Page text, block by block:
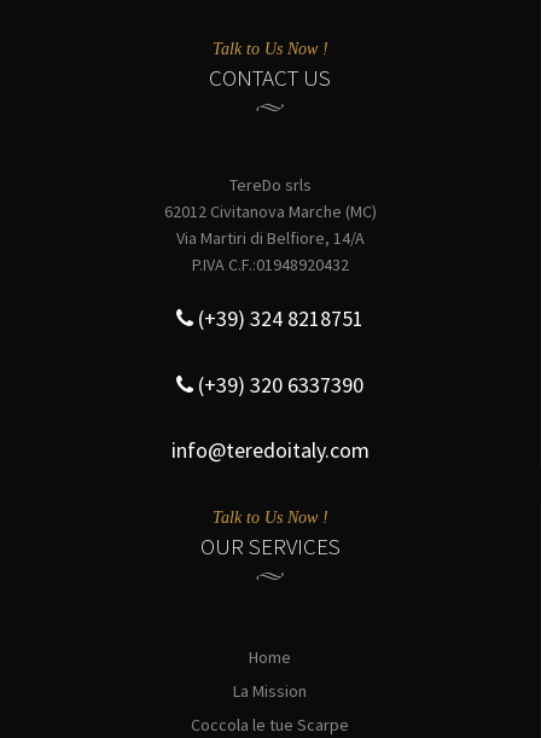
Talk to Us Now !
CONTACT US
TereDo srls
62012 Civitanova Marche (MC)
Via Martiri di Belfiore, 14/A
P.IVA C.F.:01948920432
(+39) 324 8218751
(+39) 320 6337390
info@teredoitaly.com
Talk to Us Now !
OUR SERVICES
Home
La Mission
Coccola le tue Scarpe